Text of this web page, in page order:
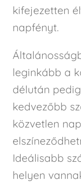
kifejezetten
napfényt.
leginkább a
délután
kedvezőbb
közvetlen
Ideálisabb
helyen